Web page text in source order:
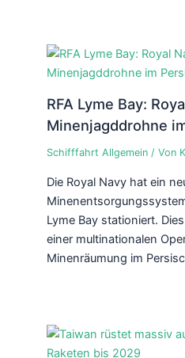
RFA Lyme Bay:
Minenjagddrohne
Schifffahrt Allgemein/ Von
Die Royal Navy hat ein
Lyme Bay stationiert.
einer multinationalen
Minenräumung im